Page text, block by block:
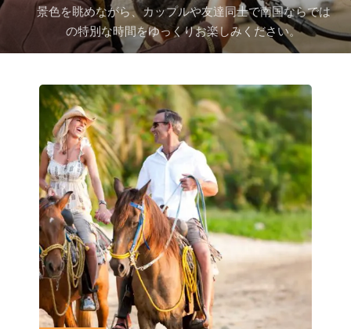
景色を眺めながら、カップルや友達同士で南国ならでは
の特別な時間をゆっくりお楽しみください。